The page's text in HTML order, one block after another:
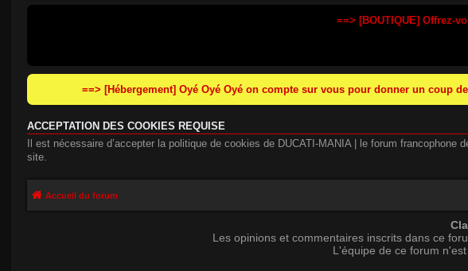
==> [BOUTIQUE] Offrez-
==> [Hébergement] Oyé Oyé Oyé on compte sur vous pour donner un coup
ACCEPTATION DES COOKIES REQUISE
Il est nécessaire d’accepter la politique de cookies de DUCATI-MANIA | le forum
site.
Accueil du forum
Les opinions et commentaires inscrits dans ce
L'équipe de ce forum